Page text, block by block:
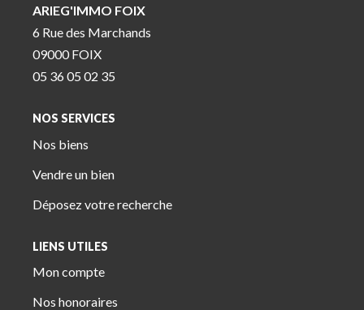
ARIEG'IMMO FOIX
6 Rue des Marchands
09000 FOIX
05 36 05 02 35
NOS SERVICES
Nos biens
Vendre un bien
Déposez votre recherche
LIENS UTILES
Mon compte
Nos honoraires